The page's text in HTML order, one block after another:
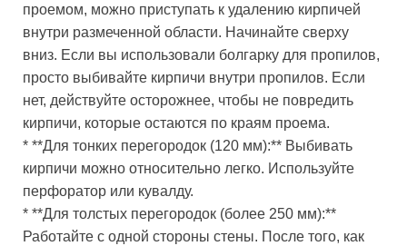
проемом, можно приступать к удалению кирпичей
внутри размеченной области. Начинайте сверху
вниз. Если вы использовали болгарку для пропилов,
просто выбивайте кирпичи внутри пропилов. Если
нет, действуйте осторожнее, чтобы не повредить
кирпичи, которые остаются по краям проема.
* **Для тонких перегородок (120 мм):** Выбивать
кирпичи можно относительно легко. Используйте
перфоратор или кувалду.
* **Для толстых перегородок (более 250 мм):**
Работайте с одной стороны стены. После того, как